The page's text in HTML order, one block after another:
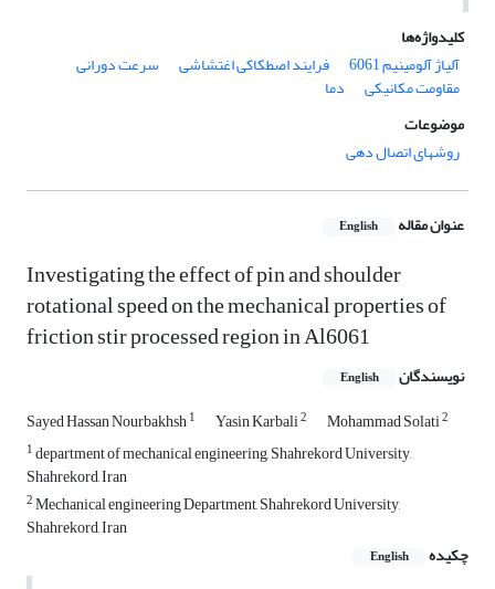
کلیدواژه‌ها
آلیاژ آلومینیم 6061
فرایند اصطکاکی اغتشاشی سرعت دورانی
مقاومت مکانیکی
دما
موضوعات
روشهای اتصال دهی
عنوان مقاله English
Investigating the effect of pin and shoulder
rotational speed on the mechanical properties of
friction stir processed region in Al6061
نویسندگان English
Sayed Hassan Nourbakhsh1 Yasin Karbali2 Mohammad Solati2
1department of mechanical engineering, Shahrekord University,
Shahrekord, Iran
2Mechanical engineering Department, Shahrekord University,
Shahrekord, Iran
چکیده
English